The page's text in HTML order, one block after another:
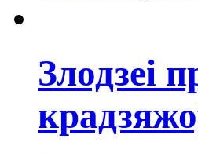
Злодзеі